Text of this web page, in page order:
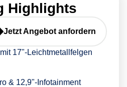
Highlights
Jetzt Angebot anfordern
17"-Leichtmetallfelgen
& 12,9"-Infotainment